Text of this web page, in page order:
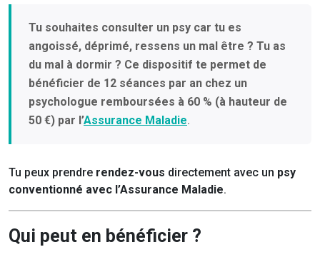
Tu souhaites consulter un psy car tu es
angoissé, déprimé, ressens un mal être ? Tu as
du mal à dormir ? Ce dispositif te permet de
bénéficier de 12 séances par an chez un
psychologue remboursées à 60 % (à hauteur de
50 €) par l’Assurance Maladie.
Tu peux prendre rendez-vous directement avec un psy
conventionné avec l’Assurance Maladie.
Qui peut en bénéficier ?